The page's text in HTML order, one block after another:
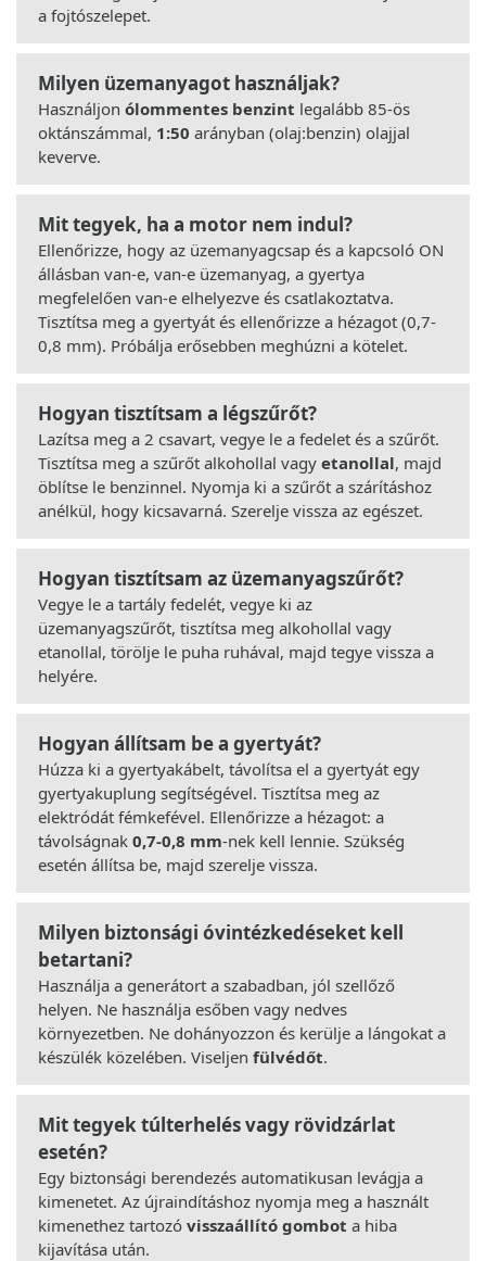
a fojtószelepet.
Milyen üzemanyagot használjak?
Használjon ólommentes benzint legalább 85-ös
oktánszámmal, 1:50 arányban (olaj:benzin) olajjal
keverve.
Mit tegyek, ha a motor nem indul?
Ellenőrizze, hogy az üzemanyagcsap és a kapcsoló ON
állásban van-e, van-e üzemanyag, a gyertya
megfelelően van-e elhelyezve és csatlakoztatva.
Tisztítsa meg a gyertyát és ellenőrizze a hézagot (0,7-
0,8 mm). Próbálja erősebben meghúzni a kötelet.
Hogyan tisztítsam a légszűrőt?
Lazítsa meg a 2 csavart, vegye le a fedelet és a szűrőt.
Tisztítsa meg a szűrőt alkohollal vagy etanollal, majd
öblítse le benzinnel. Nyomja ki a szűrőt a szárításhoz
anélkül, hogy kicsavarná. Szerelje vissza az egészet.
Hogyan tisztítsam az üzemanyagszűrőt?
Vegye le a tartály fedelét, vegye ki az
üzemanyagszűrőt, tisztítsa meg alkohollal vagy
etanollal, törölje le puha ruhával, majd tegye vissza a
helyére.
Hogyan állítsam be a gyertyát?
Húzza ki a gyertyakábelt, távolítsa el a gyertyát egy
gyertyakuplung segítségével. Tisztítsa meg az
elektródát fémkefével. Ellenőrizze a hézagot: a
távolságnak 0,7-0,8 mm-nek kell lennie. Szükség
esetén állítsa be, majd szerelje vissza.
Milyen biztonsági óvintézkedéseket kell
betartani?
Használja a generátort a szabadban, jól szellőző
helyen. Ne használja esőben vagy nedves
környezetben. Ne dohányozzon és kerülje a lángokat a
készülék közelében. Viseljen fülvédőt.
Mit tegyek túlterhelés vagy rövidzárlat
esetén?
Egy biztonsági berendezés automatikusan levágja a
kimenetet. Az újraindításhoz nyomja meg a használt
kimenethez tartozó visszaállító gombot a hiba
kijavítása után.